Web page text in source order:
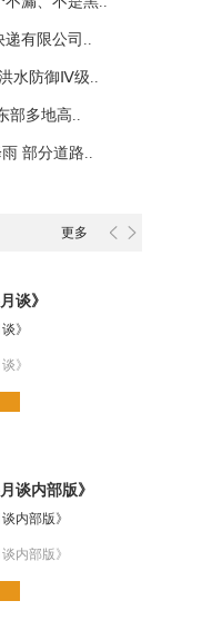
递有限公司..
水防御Ⅳ级..
部多地高..
部分道路..
更多
谈》
》
》
谈内部版》
内部版》
内部版》